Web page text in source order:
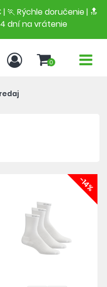
🏃 Rýchle doručenie | 🔝
dní na vrátenie
0
-14%